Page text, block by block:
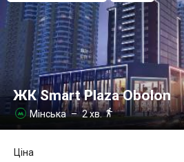
ЖК Smart Plaza Obolon
 Мінська– 2 хв.
Ціна